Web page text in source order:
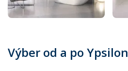
Výber od a po Ypsilon